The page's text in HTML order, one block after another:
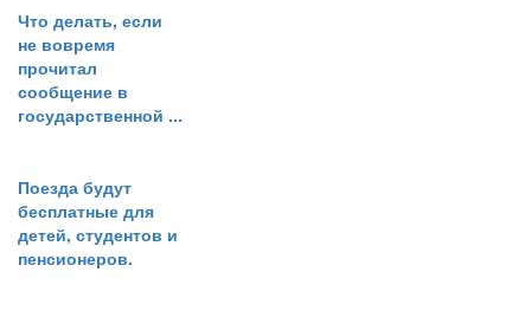
Что делать, если
не вовремя
прочитал
сообщение в
государственной ...
Поезда будут
бесплатные для
детей, студентов и
пенсионеров.